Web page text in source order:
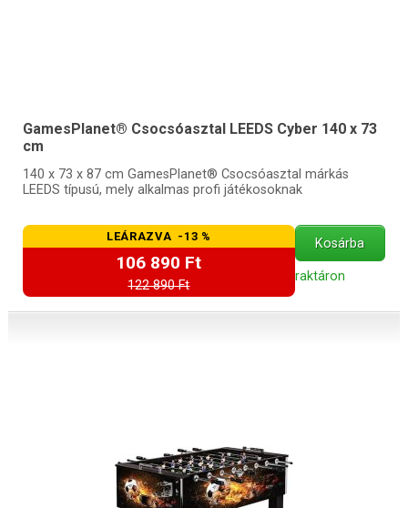
GamesPlanet® Csocsóasztal LEEDS Cyber 140 x 73
cm
140 x 73 x 87 cm GamesPlanet® Csocsóasztal márkás
LEEDS típusú, mely alkalmas profi játékosoknak
LEÁRAZVA -13 %
106 890 Ft
122 890 Ft
Kosárba
raktáron